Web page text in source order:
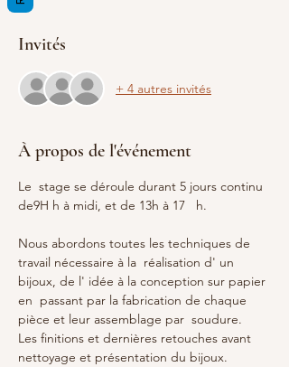
Invités
+ 4 autres invités
À propos de l'événement
Le  stage se déroule durant 5 jours continu
de9H h à midi, et de 13h à 17   h.
Nous abordons toutes les techniques de
travail nécessaire à la  réalisation d' un
bijoux, de l' idée à la conception sur papier
en  passant par la fabrication de chaque
pièce et leur assemblage par  soudure.
Les finitions et dernières retouches avant
nettoyage et présentation du bijoux.